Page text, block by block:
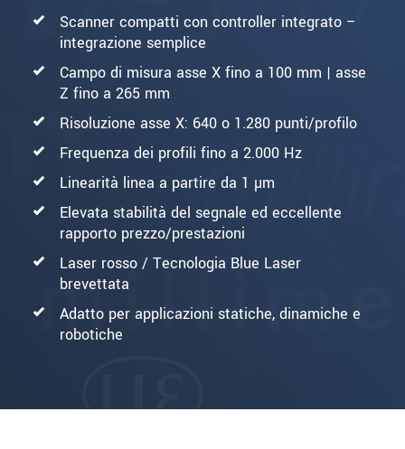
Scanner compatti con controller integrato –
integrazione semplice
Campo di misura asse X fino a 100 mm | asse
Z fino a 265 mm
Risoluzione asse X: 640 o 1.280 punti/profilo
Frequenza dei profili fino a 2.000 Hz
Linearità linea a partire da 1 µm
Elevata stabilità del segnale ed eccellente
rapporto prezzo/prestazioni
Laser rosso / Tecnologia Blue Laser
brevettata
Adatto per applicazioni statiche, dinamiche e
robotiche